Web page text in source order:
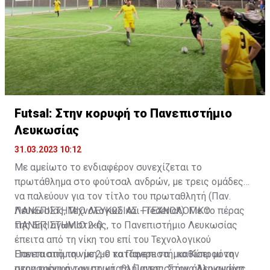
Futsal: Στην κορυφή το Πανεπιστήμιο
Λευκωσίας
31.03.2023 10:12
Με αμείωτο το ενδιαφέρον συνεχίζεται το
πρωτάθλημα στο φούτσαλ ανδρών, με τρεις ομάδες
να παλεύουν για τον τίτλο του πρωταθλητή (Παν.
Λευκωσίας, Τεχνολογικό και Frederick). Με το πέρας
της 6ης αγωνιστικής, το Πανεπιστήμιο Λευκωσίας
έπειτα από τη νίκη του επί του Τεχνολογικού
Πανεπιστήμιου με 2-0 κατάφερε να… καθίσει μόνο
ΠΑΝΕΠΙΣΤΗΜΙΟ ΛΕΥΚΩΣΙΑΣ - ΤΕΧΝΟΛΟΓΙΚΟ
ΠΑΝΕΠΙΣΤΗΜΙΟ 2-0
Έπειτα από τη νίκη με το Πανεπιστήμιο Κύπρου την